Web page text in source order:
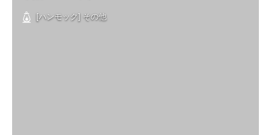
[ハンモック] その他